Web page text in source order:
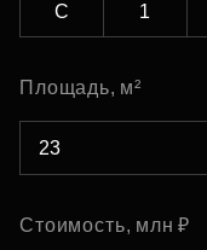
С 1
Площадь, м²
Стоимость, млн ₽